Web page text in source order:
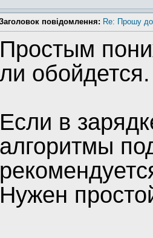
повідомлення: Re: Прошу
Простым
ли обойдется.
Если в
алгоритмы
Нужен